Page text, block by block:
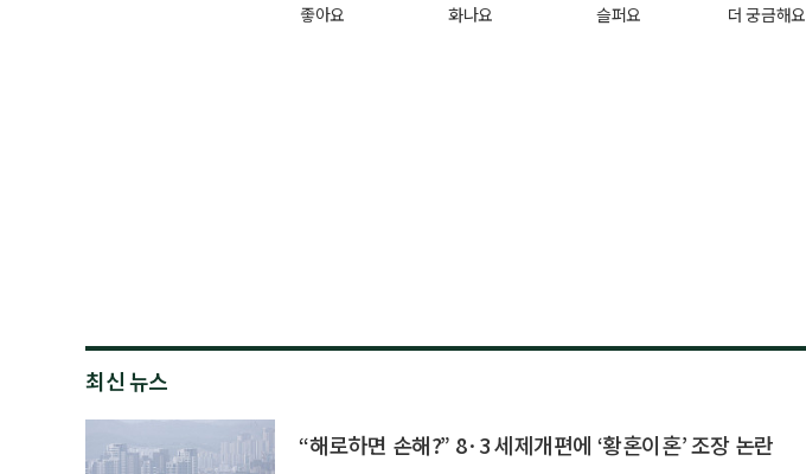
좋아요 화나요 슬퍼요 더 궁금해요
최신 뉴스
“해로하면 손해?” 8·3 세제개편에 ‘황혼이혼’ 조장 논란